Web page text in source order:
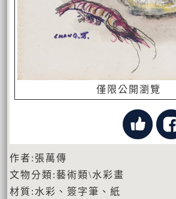
僅限公開瀏覽
作者:張萬傳
文物分類:藝術類\水彩畫
材質:水彩、簽字筆、紙